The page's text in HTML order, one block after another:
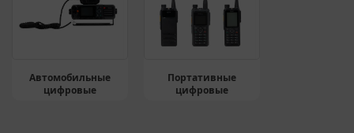
Автомобильные
цифровые
Портативные
цифровые